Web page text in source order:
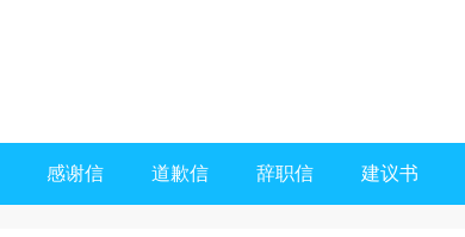
感谢信 道歉信 辞职信 建议书